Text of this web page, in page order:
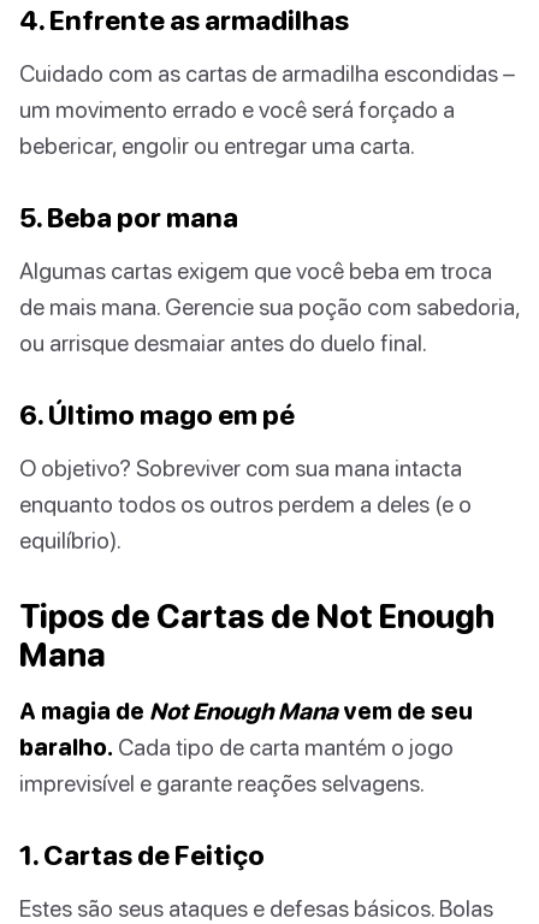
4. Enfrente as armadilhas
Cuidado com as cartas de armadilha escondidas –
um movimento errado e você será forçado a
bebericar, engolir ou entregar uma carta.
5. Beba por mana
Algumas cartas exigem que você beba em troca
de mais mana. Gerencie sua poção com sabedoria,
ou arrisque desmaiar antes do duelo final.
6. Último mago em pé
O objetivo? Sobreviver com sua mana intacta
enquanto todos os outros perdem a deles (e o
equilíbrio).
Tipos de Cartas de Not Enough
Mana
A magia de Not Enough Manavem de seu
baralho. Cada tipo de carta mantém o jogo
imprevisível e garante reações selvagens.
1. Cartas de Feitiço
Estes são seus ataques e defesas básicos. Bolas